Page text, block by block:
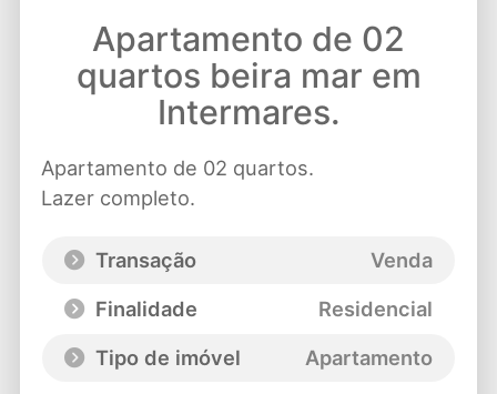
Apartamento de 02
quartos beira mar em
Intermares.
Apartamento de 02 quartos.
Lazer completo.
Transação
Venda
Finalidade
Residencial
Tipo de imóvel
Apartamento